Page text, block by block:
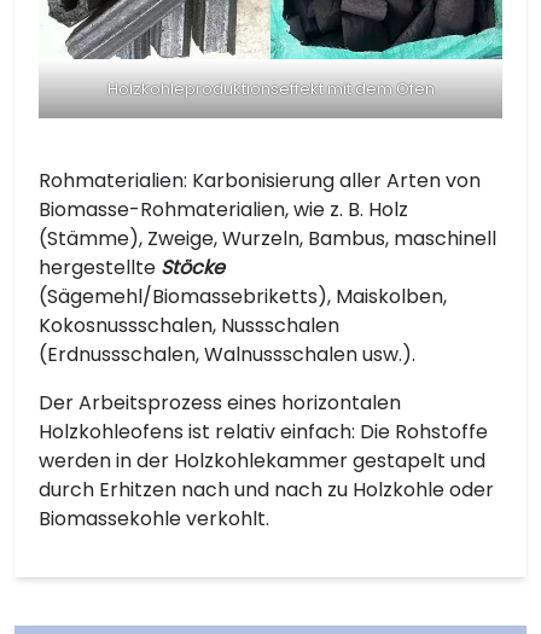
Holzkohleproduktionseffekt mit dem Ofen
Rohmaterialien: Karbonisierung aller Arten von
Biomasse-Rohmaterialien, wie z. B. Holz
(Stämme), Zweige, Wurzeln, Bambus, maschinell
hergestellte Stöcke
(Sägemehl/Biomassebriketts), Maiskolben,
Kokosnussschalen, Nussschalen
(Erdnussschalen, Walnussschalen usw.).
Der Arbeitsprozess eines horizontalen
Holzkohleofens ist relativ einfach: Die Rohstoffe
werden in der Holzkohlekammer gestapelt und
durch Erhitzen nach und nach zu Holzkohle oder
Biomassekohle verkohlt.